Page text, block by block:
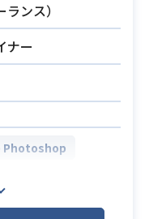
ンス）
ナー
Photoshop